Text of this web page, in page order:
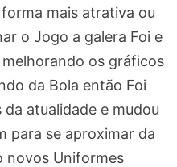
mais atrativa ou
o Jogo a galera Foi e
os gráficos
da Bola então Foi
atualidade e mudou
para se aproximar da
novos Uniformes